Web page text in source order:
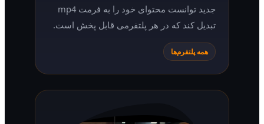
جدید توانست محتوای خود را به فرمت mp4
تبدیل کند که در هر پلتفرمی قابل پخش است.
همه پلتفرم‌ها